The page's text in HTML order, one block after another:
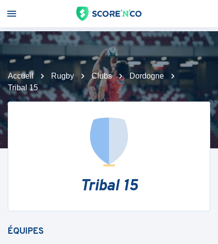
Accueil Rugby Clubs
Dordogne
Tribal 15
Tribal 15
ÉQUIPES